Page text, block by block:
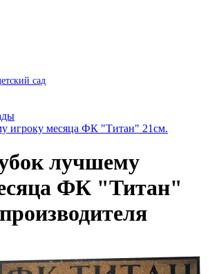
сад
игроку месяца ФК "Титан" 21см.
лучшему
ФК "Титан"